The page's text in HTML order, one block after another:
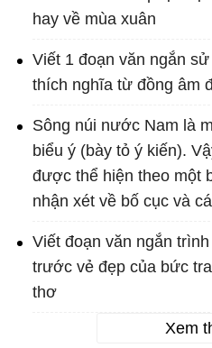
hay về mùa xuân
Viết 1 đoạn văn ngắn
thích nghĩa từ đồng âm
Sông núi nước Nam là
biểu ý (bày tỏ ý kiến).
được thể hiện theo một
nhận xét về bố cục và
Viết đoạn văn ngắn
trước vẻ đẹp của bức
thơ
Xem